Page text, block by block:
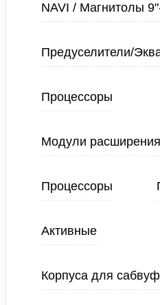
NAVI / Магнитолы
Предуселители/
Процессоры
Модули расширения
Процессоры
Активные
Корпуса для